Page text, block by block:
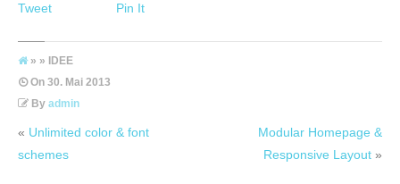
Tweet Pin It
» » IDEE
On 30. Mai 2013
By admin
« Unlimited color & font
schemes
Modular Homepage &
Responsive Layout »